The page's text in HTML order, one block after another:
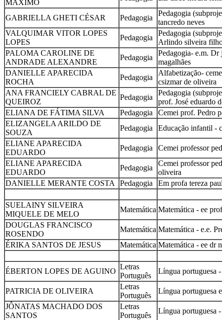
MAXIMO
GABRIELLA GHETI CÉSAR Pedagogia
Pedagogia
tancredo neves
VALQUIMAR VITOR LOPES
LOPES
Pedagogia
Pedagogia
Arlindo silveira
PALOMA CAROLINE DE
ANDRADE ALEXANDRE
Pedagogia
Pedagogia- e.m. Dr
magalhães
DANIELLE APARECIDA
ROCHA
Pedagogia
Alfabetização-
csizmar de oliveira
ANA FRANCIELY CABRAL DE
QUEIROZ
Pedagogia
Pedagogia
prof. José eduardo
ELIANA DE FÁTIMA SILVA
Pedagogia
Cemei prof. Pedro
ELIZANGELA ARILDO DE
SOUZA
Pedagogia
Educação infantil -
ELIANE APARECIDA
EDUARDO
Pedagogia
Cemei professor
ELIANE APARECIDA
EDUARDO
Pedagogia
Cemei professor
oliveira
DANIELLE MERANTE COSTA
Pedagogia Em profa tereza
SUELAINY SILVEIRA
MIQUELE DE MELO
Matemática Matemática - ee
DOUGLAS FRANCISCO
ROSENDO
Matemática Matemática - e.e.
ÉRIKA SANTOS DE JESUS
Matemática Matemática - ee dr
ÉBERTON LOPES DE AGUINO
Letras
Português
Língua portuguesa
PATRICIA DE OLIVEIRA
Letras
Português
Língua portuguesa
JÔNATAS MACHADO DOS
SANTOS
Letras
Português
Língua portuguesa